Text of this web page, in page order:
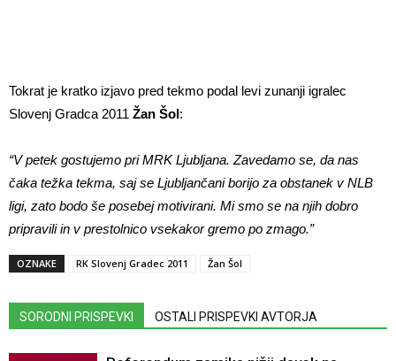
Tokrat je kratko izjavo pred tekmo podal levi zunanji igralec
Slovenj Gradca 2011 Žan Šol:
“V petek gostujemo pri MRK Ljubljana. Zavedamo se, da nas
čaka težka tekma, saj se Ljubljančani borijo za obstanek v NLB
ligi, zato bodo še posebej motivirani. Mi smo se na njih dobro
pripravili in v prestolnico vsekakor gremo po zmago.”
OZNAKE RK Slovenj Gradec 2011 Žan Šol
SORODNI PRISPEVKI OSTALI PRISPEVKI AVTORJA